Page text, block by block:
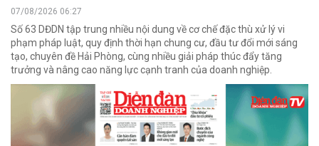
07/08/2026 06:27
Số 63 DĐDN tập trung nhiều nội dung về cơ chế đặc thù xử lý vi
phạm pháp luật, quy định thời hạn chung cư, đầu tư đổi mới sáng
tạo, chuyên đề Hải Phòng, cùng nhiều giải pháp thúc đẩy tăng
trưởng và nâng cao năng lực cạnh tranh của doanh nghiệp.